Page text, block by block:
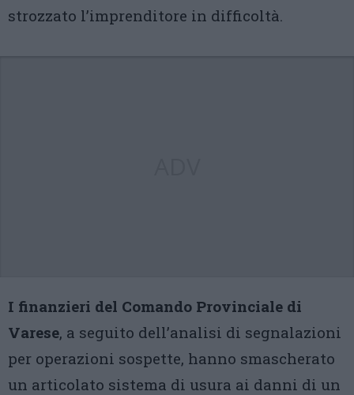
strozzato l’imprenditore in difficoltà.
I finanzieri del Comando Provinciale di
Varese, a seguito dell’analisi di segnalazioni
per operazioni sospette, hanno smascherato
un articolato sistema di usura ai danni di un